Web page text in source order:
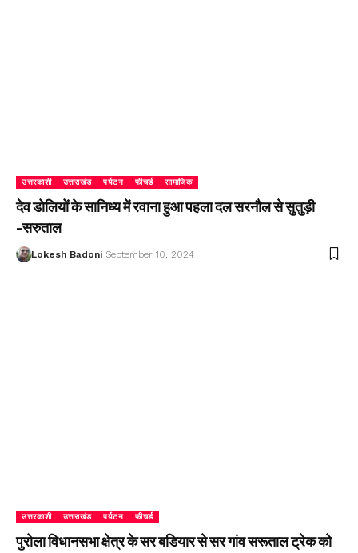
उत्तरकाशी उत्तराखंड पर्यटन फीचर्ड सामाजिक
देव डोलियों के सानिध्य में रवाना हुआ पहला दल सरनौल से सुतुड़ी
-सरुताल
Lokesh Badoni September 10, 2024
उत्तरकाशी उत्तराखंड पर्यटन फीचर्ड
पुरोला विधानसभा क्षेत्र के सर बडियार से सर गांव सरूताल ट्रेक को